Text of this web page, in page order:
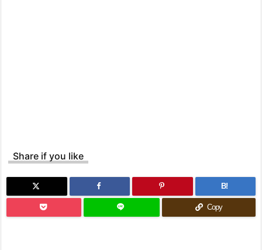
Share if you like
B!
Copy